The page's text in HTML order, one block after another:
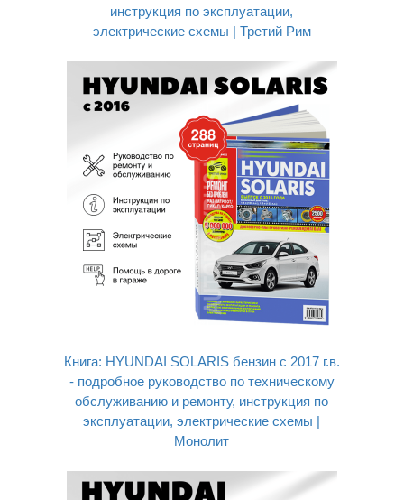
инструкция по эксплуатации,
электрические схемы | Третий Рим
Книга: HYUNDAI SOLARIS бензин с 2017 г.в.
- подробное руководство по техническому
обслуживанию и ремонту, инструкция по
эксплуатации, электрические схемы |
Монолит